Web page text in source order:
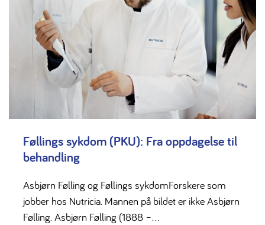
Føllings sykdom (PKU): Fra oppdagelse til
behandling
Asbjørn Følling og Føllings sykdomForskere som
jobber hos Nutricia. Mannen på bildet er ikke Asbjørn
Følling. Asbjørn Følling (1888 –...